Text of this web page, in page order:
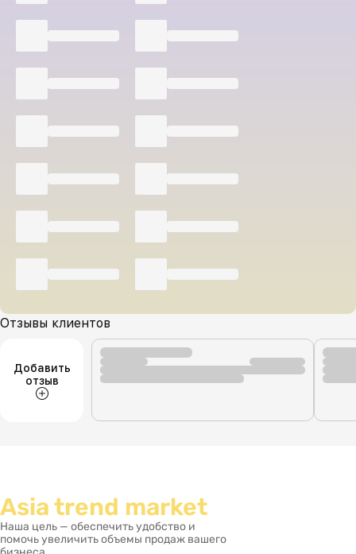
Отзывы клиентов
Добавить
отзыв
Asia trend market
Наша цель — обеспечить удобство и
помочь увеличить объемы продаж вашего